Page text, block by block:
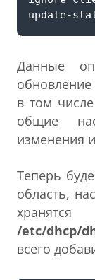
Данные
в том
общие
изменения
Теперь
область,
/etc/dhcp/
всего